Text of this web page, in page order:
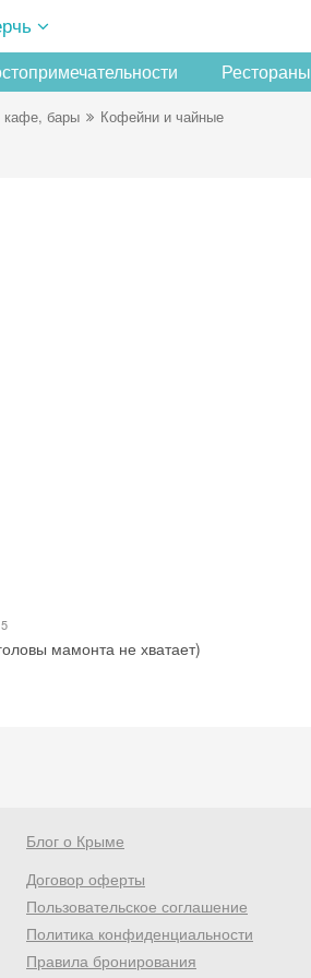
Рестораны
кафе, бары Кофейни и чайные
мамонта не хватает)
Блог о Крыме
Договор оферты
Пользовательское соглашение
Политика конфиденциальности
Правила бронирования